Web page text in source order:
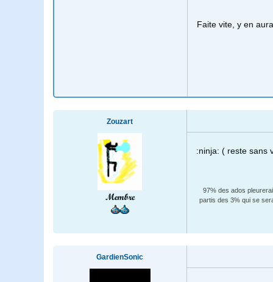
Faite vite, y en
Zouzart
Membre
:ninja: ( reste sans
97% des ados
partis des 3% qui se
GardienSonic